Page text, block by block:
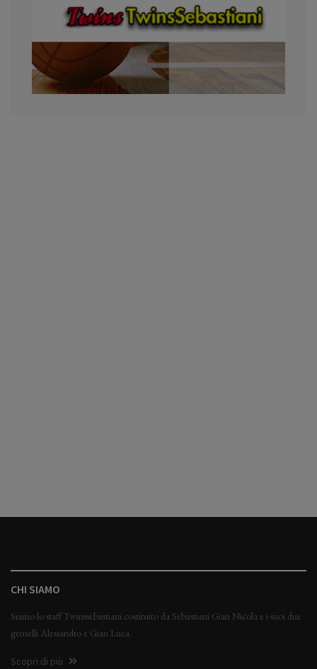
CHI SIAMO
Siamo lo staff Twinssebastiani costituito da Sebastiani Gian Nicola e i suoi due
gemelli Alessandro e Gian Luca.
Scopri di più